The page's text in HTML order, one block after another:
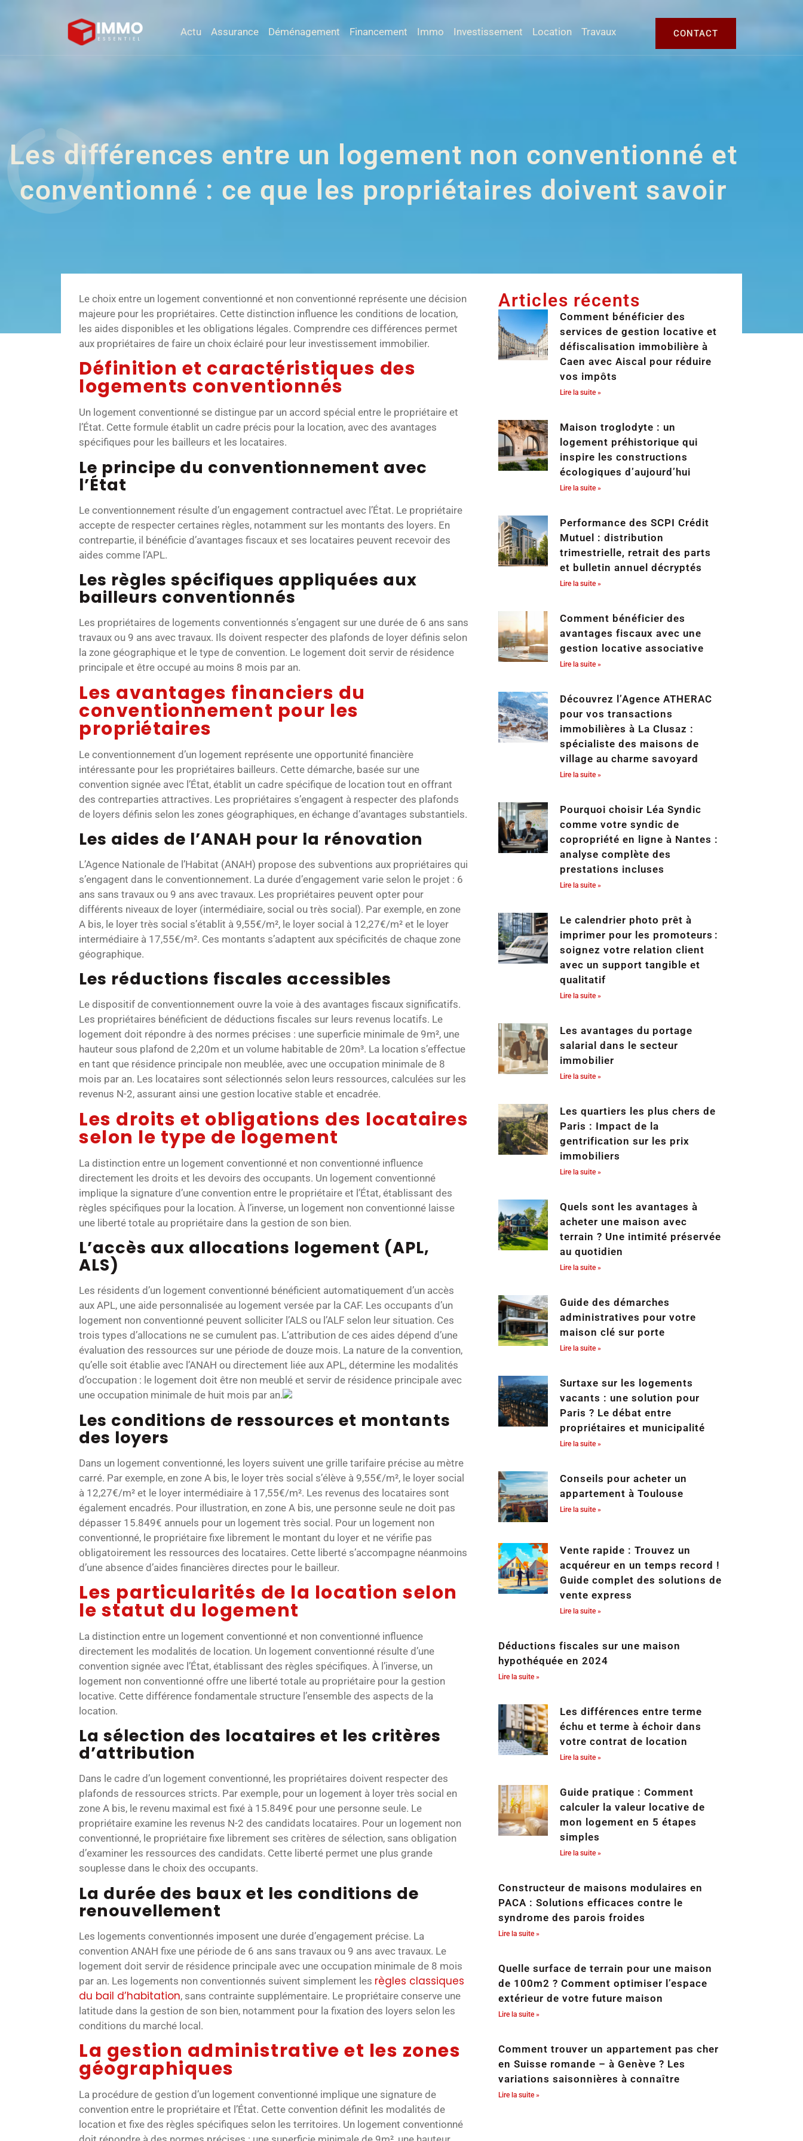
Actu Assurance Déménagement Financement Immo Investissement Location Travaux CONTACT
Les différences entre un logement non conventionné et
conventionné : ce que les propriétaires doivent savoir
Le choix entre un logement conventionné et non conventionné représente une décision
majeure pour les propriétaires. Cette distinction influence les conditions de location,
les aides disponibles et les obligations légales. Comprendre ces différences permet
aux propriétaires de faire un choix éclairé pour leur investissement immobilier.
Définition et caractéristiques des
logements conventionnés
Un logement conventionné se distingue par un accord spécial entre le propriétaire et
l’État. Cette formule établit un cadre précis pour la location, avec des avantages
spécifiques pour les bailleurs et les locataires.
Le principe du conventionnement avec
l’État
Le conventionnement résulte d’un engagement contractuel avec l’État. Le propriétaire
accepte de respecter certaines règles, notamment sur les montants des loyers. En
contrepartie, il bénéficie d’avantages fiscaux et ses locataires peuvent recevoir des
aides comme l’APL.
Les règles spécifiques appliquées aux
bailleurs conventionnés
Les propriétaires de logements conventionnés s’engagent sur une durée de 6 ans sans
travaux ou 9 ans avec travaux. Ils doivent respecter des plafonds de loyer définis selon
la zone géographique et le type de convention. Le logement doit servir de résidence
principale et être occupé au moins 8 mois par an.
Les avantages financiers du
conventionnement pour les
propriétaires
Le conventionnement d’un logement représente une opportunité financière
intéressante pour les propriétaires bailleurs. Cette démarche, basée sur une
convention signée avec l’État, établit un cadre spécifique de location tout en offrant
des contreparties attractives. Les propriétaires s’engagent à respecter des plafonds
de loyers définis selon les zones géographiques, en échange d’avantages substantiels.
Les aides de l’ANAH pour la rénovation
L’Agence Nationale de l’Habitat (ANAH) propose des subventions aux propriétaires qui
s’engagent dans le conventionnement. La durée d’engagement varie selon le projet : 6
ans sans travaux ou 9 ans avec travaux. Les propriétaires peuvent opter pour
différents niveaux de loyer (intermédiaire, social ou très social). Par exemple, en zone
A bis, le loyer très social s’établit à 9,55€/m², le loyer social à 12,27€/m² et le loyer
intermédiaire à 17,55€/m². Ces montants s’adaptent aux spécificités de chaque zone
géographique.
Les réductions fiscales accessibles
Le dispositif de conventionnement ouvre la voie à des avantages fiscaux significatifs.
Les propriétaires bénéficient de déductions fiscales sur leurs revenus locatifs. Le
logement doit répondre à des normes précises : une superficie minimale de 9m², une
hauteur sous plafond de 2,20m et un volume habitable de 20m³. La location s’effectue
en tant que résidence principale non meublée, avec une occupation minimale de 8
mois par an. Les locataires sont sélectionnés selon leurs ressources, calculées sur les
revenus N-2, assurant ainsi une gestion locative stable et encadrée.
Les droits et obligations des locataires
selon le type de logement
La distinction entre un logement conventionné et non conventionné influence
directement les droits et les devoirs des occupants. Un logement conventionné
implique la signature d’une convention entre le propriétaire et l’État, établissant des
règles spécifiques pour la location. À l’inverse, un logement non conventionné laisse
une liberté totale au propriétaire dans la gestion de son bien.
L’accès aux allocations logement (APL,
ALS)
Les résidents d’un logement conventionné bénéficient automatiquement d’un accès
aux APL, une aide personnalisée au logement versée par la CAF. Les occupants d’un
logement non conventionné peuvent solliciter l’ALS ou l’ALF selon leur situation. Ces
trois types d’allocations ne se cumulent pas. L’attribution de ces aides dépend d’une
évaluation des ressources sur une période de douze mois. La nature de la convention,
qu’elle soit établie avec l’ANAH ou directement liée aux APL, détermine les modalités
d’occupation : le logement doit être non meublé et servir de résidence principale avec
une occupation minimale de huit mois par an.
Les conditions de ressources et montants
des loyers
Dans un logement conventionné, les loyers suivent une grille tarifaire précise au mètre
carré. Par exemple, en zone A bis, le loyer très social s’élève à 9,55€/m², le loyer social
à 12,27€/m² et le loyer intermédiaire à 17,55€/m². Les revenus des locataires sont
également encadrés. Pour illustration, en zone A bis, une personne seule ne doit pas
dépasser 15.849€ annuels pour un logement très social. Pour un logement non
conventionné, le propriétaire fixe librement le montant du loyer et ne vérifie pas
obligatoirement les ressources des locataires. Cette liberté s’accompagne néanmoins
d’une absence d’aides financières directes pour le bailleur.
Les particularités de la location selon
le statut du logement
La distinction entre un logement conventionné et non conventionné influence
directement les modalités de location. Un logement conventionné résulte d’une
convention signée avec l’État, établissant des règles spécifiques. À l’inverse, un
logement non conventionné offre une liberté totale au propriétaire pour la gestion
locative. Cette différence fondamentale structure l’ensemble des aspects de la
location.
La sélection des locataires et les critères
d’attribution
Dans le cadre d’un logement conventionné, les propriétaires doivent respecter des
plafonds de ressources stricts. Par exemple, pour un logement à loyer très social en
zone A bis, le revenu maximal est fixé à 15.849€ pour une personne seule. Le
propriétaire examine les revenus N-2 des candidats locataires. Pour un logement non
conventionné, le propriétaire fixe librement ses critères de sélection, sans obligation
d’examiner les ressources des candidats. Cette liberté permet une plus grande
souplesse dans le choix des occupants.
La durée des baux et les conditions de
renouvellement
Les logements conventionnés imposent une durée d’engagement précise. La
convention ANAH fixe une période de 6 ans sans travaux ou 9 ans avec travaux. Le
logement doit servir de résidence principale avec une occupation minimale de 8 mois
par an. Les logements non conventionnés suivent simplement les règles classiques
du bail d’habitation, sans contrainte supplémentaire. Le propriétaire conserve une
latitude dans la gestion de son bien, notamment pour la fixation des loyers selon les
conditions du marché local.
La gestion administrative et les zones
géographiques
La procédure de gestion d’un logement conventionné implique une signature de
convention entre le propriétaire et l’État. Cette convention définit les modalités de
location et fixe des règles spécifiques selon les territoires. Un logement conventionné
Articles récents
Comment bénéficier des
services de gestion locative et
défiscalisation immobilière à
Caen avec Aiscal pour réduire
vos impôts
Lire la suite »
Maison troglodyte : un
logement préhistorique qui
inspire les constructions
écologiques d’aujourd’hui
Lire la suite »
Performance des SCPI Crédit
Mutuel : distribution
trimestrielle, retrait des parts
et bulletin annuel décryptés
Lire la suite »
Comment bénéficier des
avantages fiscaux avec une
gestion locative associative
Lire la suite »
Découvrez l’Agence ATHERAC
pour vos transactions
immobilières à La Clusaz :
spécialiste des maisons de
village au charme savoyard
Lire la suite »
Pourquoi choisir Léa Syndic
comme votre syndic de
copropriété en ligne à Nantes :
analyse complète des
prestations incluses
Lire la suite »
Le calendrier photo prêt à
imprimer pour les promoteurs :
soignez votre relation client
avec un support tangible et
qualitatif
Lire la suite »
Les avantages du portage
salarial dans le secteur
immobilier
Lire la suite »
Les quartiers les plus chers de
Paris : Impact de la
gentrification sur les prix
immobiliers
Lire la suite »
Quels sont les avantages à
acheter une maison avec
terrain ? Une intimité préservée
au quotidien
Lire la suite »
Guide des démarches
administratives pour votre
maison clé sur porte
Lire la suite »
Surtaxe sur les logements
vacants : une solution pour
Paris ? Le débat entre
propriétaires et municipalité
Lire la suite »
Conseils pour acheter un
appartement à Toulouse
Lire la suite »
Vente rapide : Trouvez un
acquéreur en un temps record !
Guide complet des solutions de
vente express
Lire la suite »
Déductions fiscales sur une maison
hypothéquée en 2024
Lire la suite »
Les différences entre terme
échu et terme à échoir dans
votre contrat de location
Lire la suite »
Guide pratique : Comment
calculer la valeur locative de
mon logement en 5 étapes
simples
Lire la suite »
Constructeur de maisons modulaires en
PACA : Solutions efficaces contre le
syndrome des parois froides
Lire la suite »
Quelle surface de terrain pour une maison
de 100m2 ? Comment optimiser l’espace
extérieur de votre future maison
Lire la suite »
Comment trouver un appartement pas cher
en Suisse romande – à Genève ? Les
variations saisonnières à connaître
Lire la suite »